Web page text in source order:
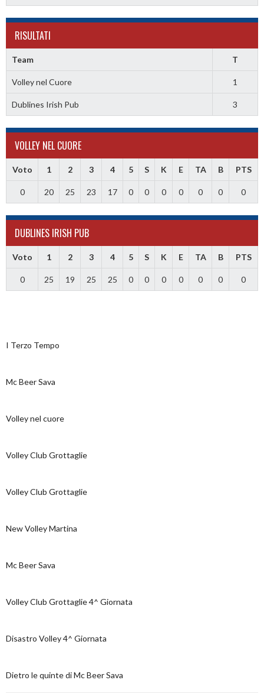
RISULTATI
Team T
Volley nel Cuore 1
Dublines Irish Pub 3
VOLLEY NEL CUORE
Voto 1 2 3 4 5 S K E TA B PTS
0 20 25 23 17 0 0 0 0 0 0 0
DUBLINES IRISH PUB
Voto 1 2 3 4 5 S K E TA B PTS
0 25 19 25 25 0 0 0 0 0 0 0
I Terzo Tempo
Mc Beer Sava
Volley nel cuore
Volley Club Grottaglie
Volley Club Grottaglie
New Volley Martina
Mc Beer Sava
Volley Club Grottaglie 4^ Giornata
Disastro Volley 4^ Giornata
Dietro le quinte di Mc Beer Sava